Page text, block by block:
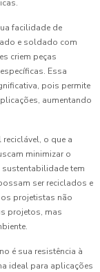
facilidade de
e soldado com
criem peças
Essa
pois permite
aumentando
o que a
minimizar o
tem
ser reciclados e
projetistas não
projetos, mas
é sua resistência à
ideal para aplicações